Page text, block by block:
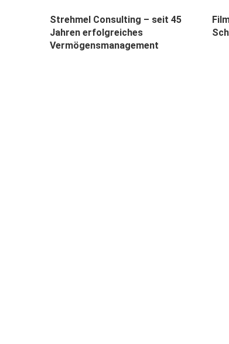
Strehmel Consulting – seit 45
Jahren erfolgreiches
Vermögensmanagement